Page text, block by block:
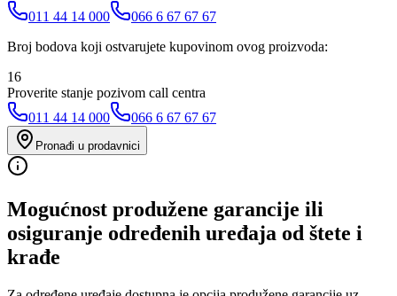
011 44 14 000
066 6 67 67 67
Broj bodova koji ostvarujete kupovinom ovog proizvoda:
16
Proverite stanje pozivom call centra
011 44 14 000
066 6 67 67 67
Pronađi u prodavnici
Mogućnost produžene garancije ili
osiguranje određenih uređaja od štete i
krađe